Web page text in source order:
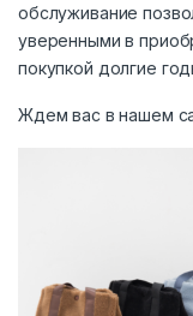
обслуживание
уверенными в
покупкой долгие
Ждем вас в нашем